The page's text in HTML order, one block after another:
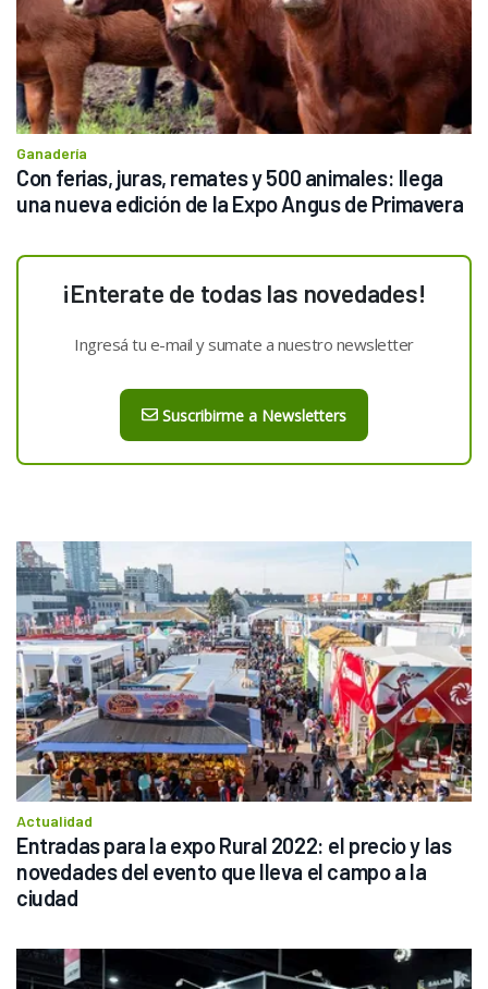
Ganadería
Con ferias, juras, remates y 500 animales: llega
una nueva edición de la Expo Angus de Primavera
¡Enterate de todas las novedades!
Ingresá tu e-mail y sumate a nuestro newsletter
Suscribirme a Newsletters
Actualidad
Entradas para la expo Rural 2022: el precio y las
novedades del evento que lleva el campo a la
ciudad